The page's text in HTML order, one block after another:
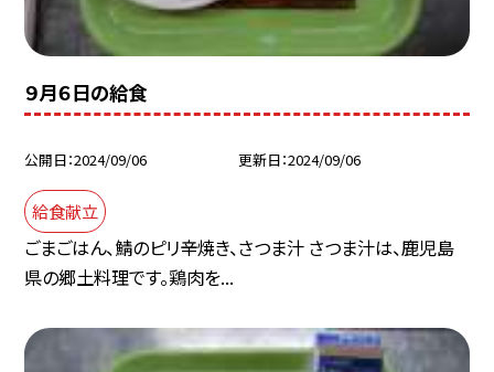
９月６日の給食
公開日 2024/09/06 更新日 2024/09/06
給食献立
ごまごはん、鯖のピリ辛焼き、さつま汁 さつま汁は、鹿児島
県の郷土料理です。鶏肉を...